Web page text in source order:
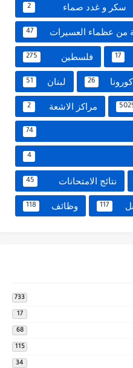
سكر و غدد صماء 2
عظماء العسيرات 47
17 فلسطين 275
كورونا 26 لبنان 51
مراكز الاشعة 2
74
4
نتائج الامتحانات 45
117 وظائف 118
733
17
68
115
34